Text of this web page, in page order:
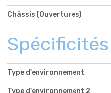
Châssis (Ouvertures)
Type d'environnement
Type d'environnement 2